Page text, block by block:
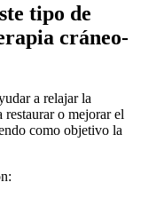
tipo de
cráneo-
a relajar la
restaurar o mejorar el
como objetivo la